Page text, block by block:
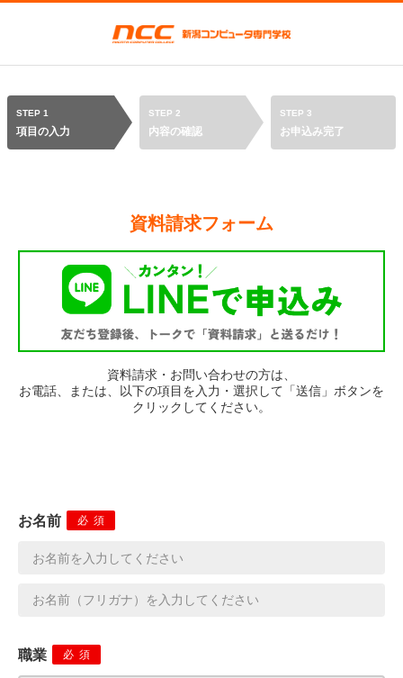
STEP 1
項目の入力
STEP 2
内容の確認
STEP 3
お申込み完了
資料請求フォーム
資料請求・お問い合わせの方は、
お電話、または、以下の項目を入力・選択して「送信」ボタンを
クリックしてください。
お名前 必須
職業 必須